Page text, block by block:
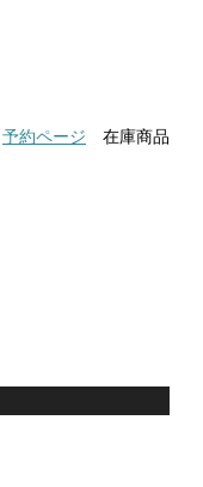
予約ページ 在庫商品